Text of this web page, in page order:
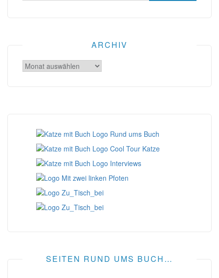
ARCHIV
Archiv
SEITEN RUND UMS BUCH…